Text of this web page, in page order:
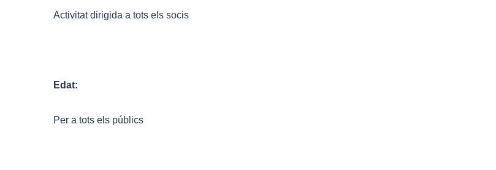
Activitat dirigida a tots els socis
Edat:
Per a tots els públics